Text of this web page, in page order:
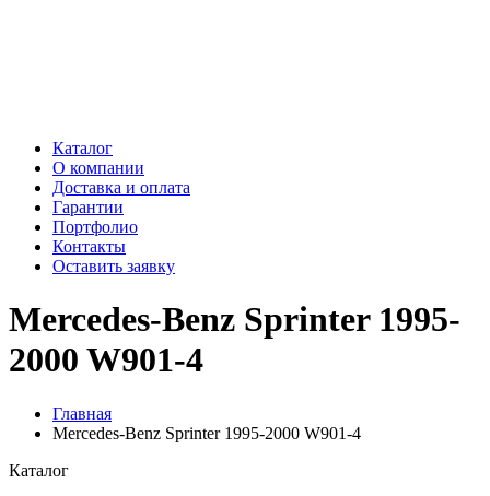
Каталог
О компании
Доставка и оплата
Гарантии
Портфолио
Контакты
Оставить заявку
Mercedes-Benz Sprinter 1995-
2000 W901-4
Главная
Mercedes-Benz Sprinter 1995-2000 W901-4
Каталог